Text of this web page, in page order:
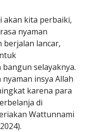
akan kita perbaiki,
nyaman
lancar,
selayaknya.
insya Allah
karena para
di
Wattunnami